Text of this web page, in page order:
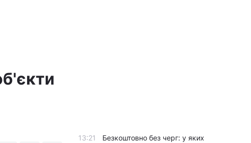
13:21
Безкоштовно без черг: у яких